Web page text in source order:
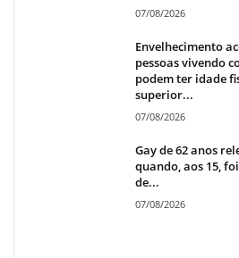
07/08/2026
Envelhecimento
pessoas vivendo
podem ter idade
superior...
07/08/2026
Gay de 62 anos
quando, aos 15,
de...
07/08/2026